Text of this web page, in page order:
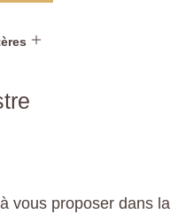
vous proposer dans la